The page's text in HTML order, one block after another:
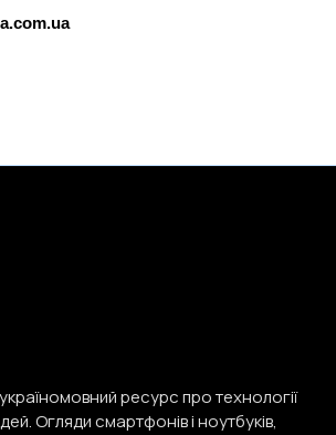
ресурс про технології
Огляди смартфонів і ноутбуків,